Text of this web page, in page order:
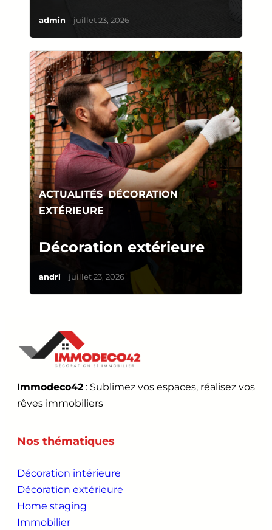
admin juillet 23, 2026
ACTUALITÉS,DÉCORATION
EXTÉRIEURE
Décoration extérieure
andri juillet 23, 2026
Immodeco42 : Sublimez vos espaces, réalisez vos
rêves immobiliers
Nos thématiques
Décoration intérieure
Décoration extérieure
Home staging
Immobilier